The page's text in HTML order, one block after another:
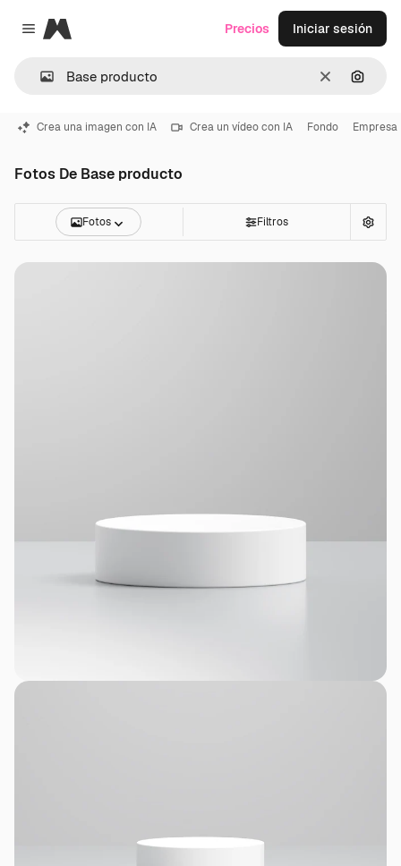
Close menu
Magnific
Borrar
Precios Iniciar sesión
Crea una imagen con IA Crea un vídeo con IA Fondo Empresa
Fotos De Base producto
Fotos Filtros